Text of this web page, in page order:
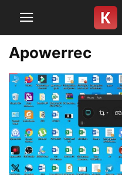
Apowerrec